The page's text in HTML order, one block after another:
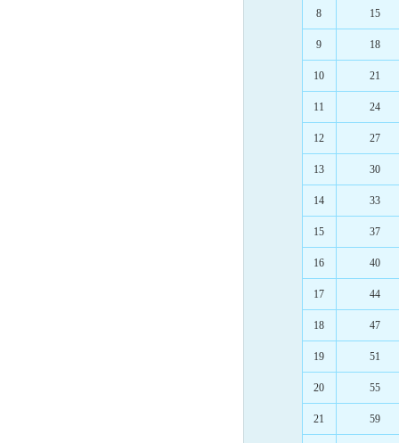
8 15
9 18
10 21
11 24
12 27
13 30
14 33
15 37
16 40
17 44
18 47
19 51
20 55
21 59